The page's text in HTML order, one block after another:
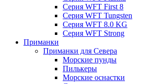
Серия WFT First 8
Серия WFT Tungsten
Серия WFT 8.0 KG
Серия WFT Strong
Приманки
Приманки для Севера
Морские пунды
Пилькеры
Морские оснастки